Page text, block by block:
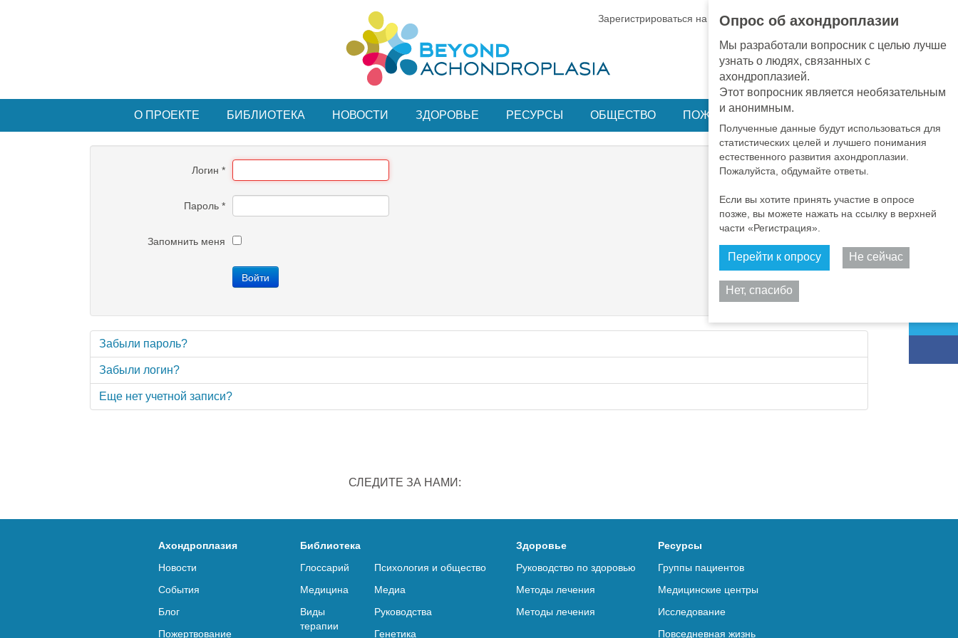
Опрос об ахондроплазии
Мы разработали вопросник с целью лучше
узнать о людях, связанных с
ахондроплазией.
Этот вопросник является необязательным
и анонимным.
Полученные данные будут использоваться для
статистических целей и лучшего понимания
естественного развития ахондроплазии.
Пожалуйста, обдумайте ответы.
Если вы хотите принять участие в опросе
позже, вы можете нажать на ссылку в верхней
части «Регистрация».
Перейти к опросу Не сейчас
Нет, спасибо
Поделиться
Зарегистрироваться на BA ВХОД EN • PT • ES • RU
О ПРОЕКТЕ БИБЛИОТЕКА НОВОСТИ ЗДОРОВЬЕ РЕСУРСЫ ОБЩЕСТВО ПОЖЕРТВОВАНИЕ
Логин *
Пароль *
Запомнить меня
Войти
Забыли пароль?
Забыли логин?
Еще нет учетной записи?
СЛЕДИТЕ ЗА НАМИ:
Ахондроплазия
Новости
События
Блог
Пожертвование
Библиотека
Глоссарий
Медицина
Виды
терапии
Психология и общество
Медиа
Руководства
Генетика
Здоровье
Руководство по здоровью
Методы лечения
Методы лечения
Ресурсы
Группы пациентов
Медицинские центры
Исследование
Повседневная жизнь